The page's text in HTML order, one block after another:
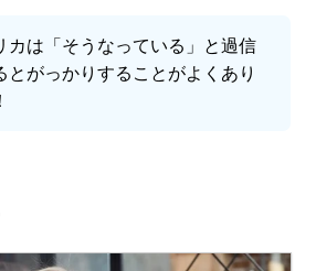
カは「そうなっている」と過信
とがっかりすることがよくあり